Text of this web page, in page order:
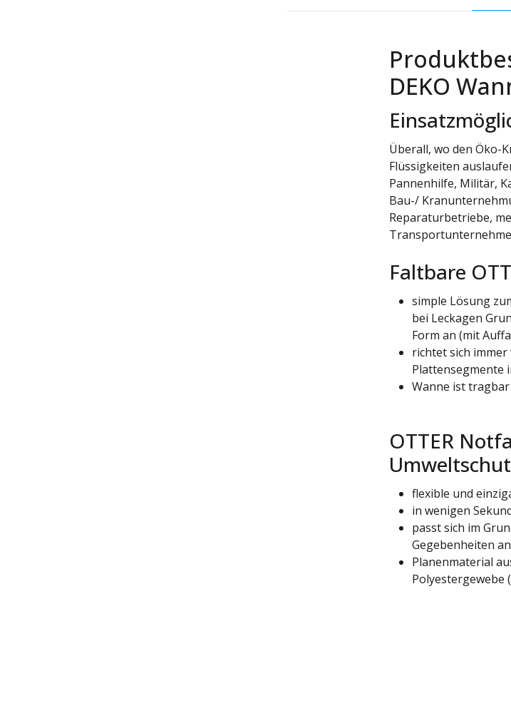
DEKO
Überall, wo den Öko-
Flüssigkeiten
Pannenhilfe, Militär,
Bau-/
Reparaturbetriebe,
Faltbare
simple Lösung
bei Leckagen
Form an (mit
richtet sich
Plattensegmente
Wanne ist
OTTER
flexible und
in wenigen
passt sich im
Gegebenheiten an
Planenmaterial
Polyestergewebe